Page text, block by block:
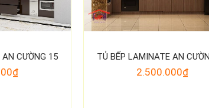
CƯỜNG 15 TỦ BẾP LAMINATE AN
2.500.000₫